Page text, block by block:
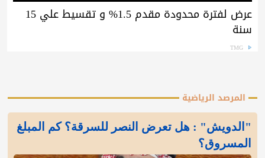
عرض لفترة محدودة مقدم 1.5% و تقسيط علي 15
سنة
TMG
المرصد الرياضية
"الدويش" : هل تعرض النصر للسرقة؟ كم المبلغ
المسروق؟